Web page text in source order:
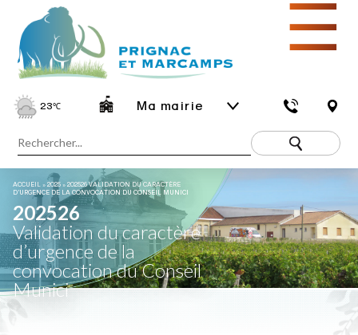
23℃ Ma mairie
☰
ACCUEIL »2025 »202526 VALIDATION DU CARACTÈRE
D’URGENCE DE LA CONVOCATION DU CONSEIL MUNICI
202526
Validation du caractère
d’urgence de la
convocation du Conseil
Munici